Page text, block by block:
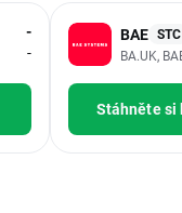
-
-
BAE STC
BA.UK,
Stáhněte